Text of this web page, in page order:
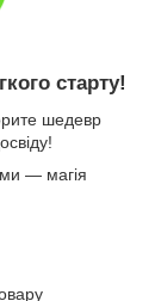
старту!
шедевр
— магія